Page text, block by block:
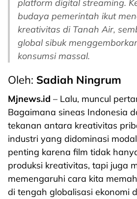
platform digital streaming.
budaya pemerintah ikut
kreativitas di Tanah Air,
global sibuk
konsumsi massal.
Oleh: Sadiah Ningrum
Mjnews.id – Lalu, muncul
Bagaimana sineas Indonesia
tekanan antara kreativitas
industri yang didominasi
penting karena film tidak
produksi kreativitas, tapi juga
memengaruhi cara kita
di tengah globalisasi ekonomi